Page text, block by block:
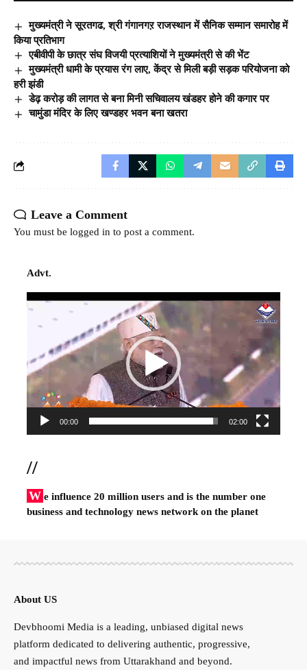
मुख्यमंत्री ने सूरतगढ, श्री गंगानगऱ राजस्थान में सैनिक सम्मान समारोह में
किया प्रतिभाग
एबीवीपी के छात्र संघ विजयी प्रत्याशियों ने मुख्यमंत्री से की भेंट
मुख्यमंत्री धामी के प्रयास रंग लाए, केंद्र से मिली बड़ी सड़क परियोजना को
हरी झंडी
डेढ़ करोड़ की लागत से बना मिनी सचिवालय खंडहर होने की कगार पर
चामुंडा मंदिर के लिए खण्डहर भवन बना खतरा
Leave a Comment
You must be logged in to post a comment.
Advt.
Video
00:00 02:00
//
W e influence 20 million users and is the number one
business and technology news network on the planet
About US
Devbhoomi Media is a leading, unbiased digital news
platform dedicated to delivering authentic, progressive,
and impactful news from Uttarakhand and beyond.